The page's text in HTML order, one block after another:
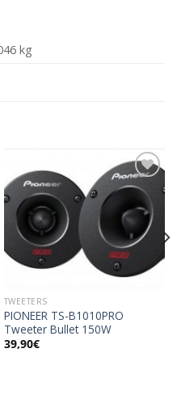
kg
Ajouter
à la
wishlist
TWEETERS
PIONEER TS-B1010PRO
Tweeter Bullet 150W
39,90€